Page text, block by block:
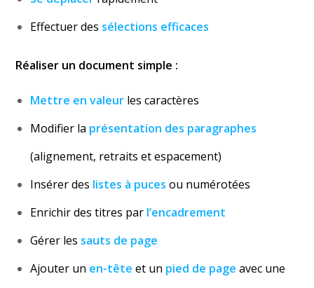
Effectuer des sélections efficaces
Réaliser un document simple :
Mettre en valeur les caractères
Modifier la présentation des paragraphes
(alignement, retraits et espacement)
Insérer des listes à puces ou numérotées
Enrichir des titres par l’encadrement
Gérer les sauts de page
Ajouter un en-tête et un pied de page avec une